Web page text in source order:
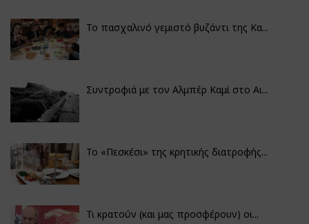
Το πασχαλινό γεμιστό βυζάντι της Κα...
Συντροφιά με τον Αλμπέρ Καμί στο Αι...
Το «Πεσκέσι» της κρητικής διατροφής...
Τι κρατούν (και μας προσφέρουν) οι...